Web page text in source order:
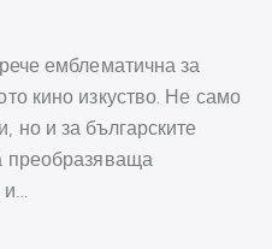
емблематична за
кино изкуство. Не само
но и за българските
преобразяваща
и…